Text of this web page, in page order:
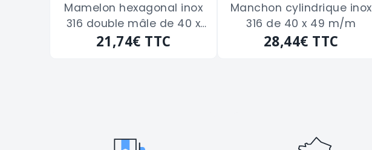
Mamelon hexagonal inox
316 double mâle de 40 x
49 m/m
21,74€ TTC
Manchon cylindrique inox
316 de 40 x 49 m/m
28,44€ TTC